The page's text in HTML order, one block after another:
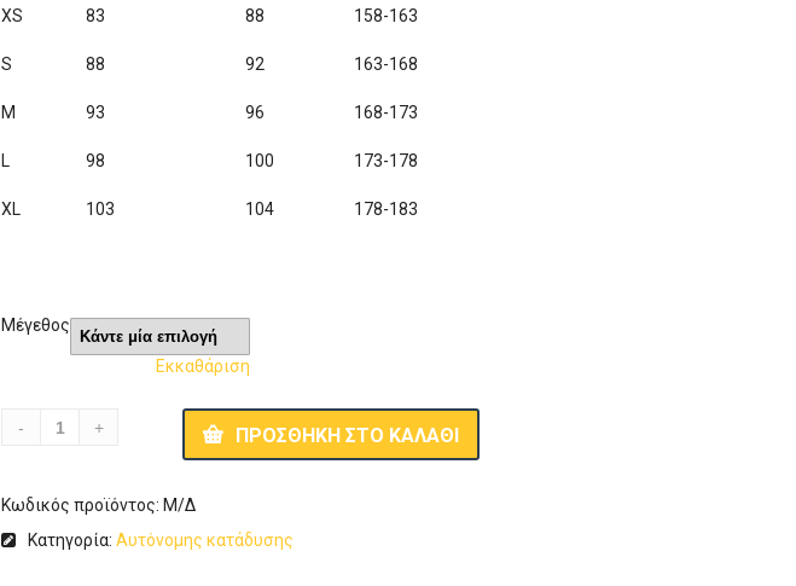
XS 83 88 158-163
S 88 92 163-168
M 93 96 168-173
L 98 100 173-178
XL 103 104 178-183
Μέγεθος
Εκκαθάριση
ΠΡΟΣΘΉΚΗ ΣΤΟ ΚΑΛΆΘΙ
Κωδικός προϊόντος: Μ/Δ
Κατηγορία:Αυτόνομης κατάδυσης